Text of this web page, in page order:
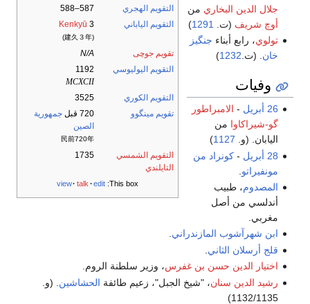
التقويم الهجري
587–588
التقويم الياباني
Kenkyū 3
(建久３年)
تقويم جوچى
N/A
التقويم اليوليوسي
1192
MCXCII
التقويم الكوري
3525
تقويم مينگوو
720 قبل
جمهورية
الصين
民前720年
التقويم الشمسي
التايلندي
1735
This box:
view talk edit
جلال الدين البخاري من
أوچ شريف (ت. 1291
)
تولوي، رابع أبناء جنگيز
خان . (ت. 1232
)
وفيات
26 أبريل - الامبراطور
گو-شيراكاوا من
اليابان. (و. 1127
)
28 أبريل
-كونراد من
مونفيراتو
المصدوم، طبيب
أندلسي من أصل
مغربي.
ابن شهرآشوب المازندراني.
قلج أرسلان الثاني
اختيار الدين حسن بن غفرس، وزير سلطنة الروم.
رشيد الدين سنان، "شيخ الجبل"، زعيم طائفة الحشاشين . (و.
1132/1135)